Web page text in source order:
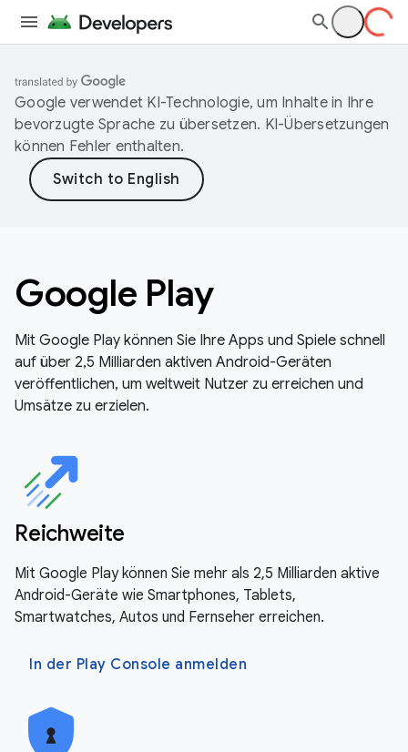
Google verwendet KI-Technologie, um Inhalte in Ihre
bevorzugte Sprache zu übersetzen. KI-Übersetzungen
können Fehler enthalten.
Google Play
Mit Google Play können Sie Ihre Apps und Spiele schnell
auf über 2,5 Milliarden aktiven Android-Geräten
veröffentlichen, um weltweit Nutzer zu erreichen und
Umsätze zu erzielen.
Reichweite
Mit Google Play können Sie mehr als 2,5 Milliarden aktive
Android-Geräte wie Smartphones, Tablets,
Smartwatches, Autos und Fernseher erreichen.
In der Play Console anmelden